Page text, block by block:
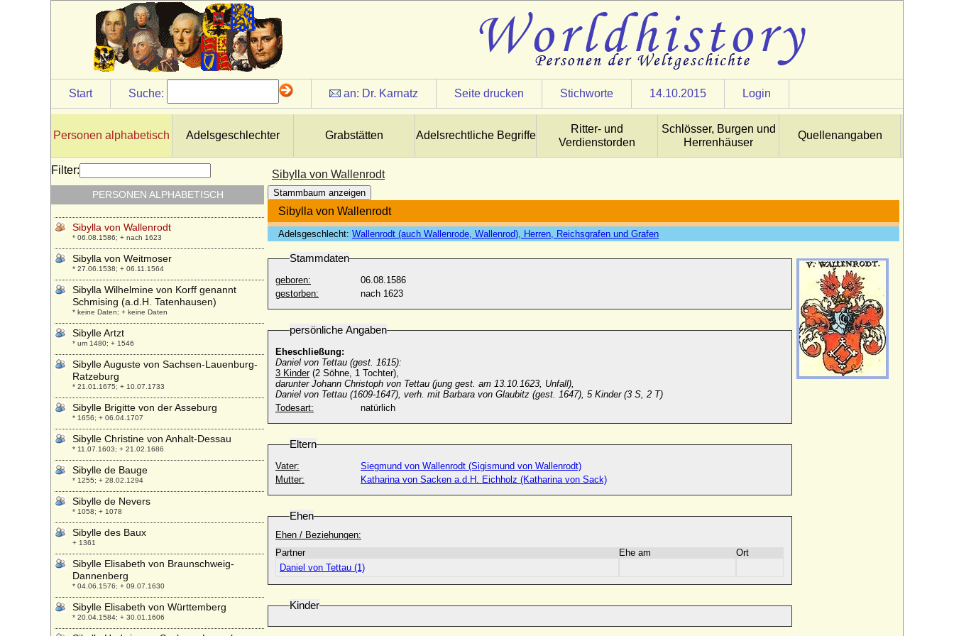
Start Suche: an: Dr. Karnatz Seite drucken Stichworte 14.10.2015 Login
Personen alphabetisch Adelsgeschlechter Grabstätten Adelsrechtliche Begriffe
Ritter- und
Verdienstorden
Schlösser, Burgen und
Herrenhäuser
Quellenangaben
Sibylla von Wallenrodt
Stammbaum anzeigen
Sibylla von Wallenrodt
Adelsgeschlecht: Wallenrodt (auch Wallenrode, Wallenrod), Herren, Reichsgrafen und Grafen
Stammdaten
geboren:
06.08.1586
gestorben:
nach 1623
persönliche Angaben
Eheschließung:
Daniel von Tettau (gest. 1615):
3 Kinder(2 Söhne, 1 Tochter),
darunter Johann Christoph von Tettau (jung gest. am 13.10.1623, Unfall),
Daniel von Tettau (1609-1647), verh. mit Barbara von Glaubitz (gest. 1647), 5 Kinder (3 S, 2 T)
Todesart:
natürlich
Eltern
Vater:
Siegmund von Wallenrodt (Sigismund von Wallenrodt)
Mutter:
Katharina von Sacken a.d.H. Eichholz (Katharina von Sack)
Ehen
Ehen / Beziehungen:
Partner
Ehe am
Ort
Daniel von Tettau (1)
Kinder
Filter:
PERSONEN ALPHABETISCH
Sibila de Fortia
* 1350; + 25.11.1406
Sibilla Steck (Sibilla Stecke, Belie Stecke)
* keine Daten;
Sibyl Corbet (Lady Sybilla Corbet of
Sibylla Maria von Sachsen-Merseburg
* 28.10.1667; + 09.01.1693
Sibylla von Anhalt
* 28.09.1564; + 16.11.1614
Sibylla von Sachsen
* 02.05.1515; + 18.07.1592
Sibylla von Wallenrodt
* 06.08.1586; + nach 1623
Sibylla von Weitmoser
* 27.06.1538; + 06.11.1564
Sibylla Wilhelmine von Korff genannt
Schmising (a.d.H. Tatenhausen)
* keine Daten; + keine Daten
Sibylle Artzt
* um 1480; + 1546
Sibylle Auguste von Sachsen-Lauenburg-
Ratzeburg
* 21.01.1675; + 10.07.1733
Sibylle Brigitte von der Asseburg
* 1656; + 06.04.1707
Sibylle Christine von Anhalt-Dessau
* 11.07.1603; + 21.02.1686
Sibylle de Bauge
* 1255; + 28.02.1294
Sibylle de Nevers
* 1058; + 1078
Sibylle des Baux
+ 1361
Sibylle Elisabeth von Braunschweig-
Dannenberg
* 04.06.1576; + 09.07.1630
Sibylle Elisabeth von Württemberg
* 20.04.1584; + 30.01.1606